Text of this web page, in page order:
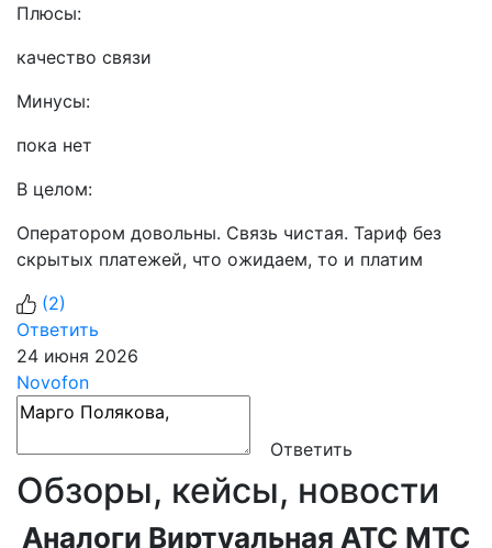
Плюсы:
качество связи
Минусы:
пока нет
В целом:
Оператором довольны. Связь чистая. Тариф без
скрытых платежей, что ожидаем, то и платим
(2)
Ответить
24 июня 2026
Novofon
Ответить
Обзоры, кейсы, новости
Аналоги Виртуальная АТС МТС